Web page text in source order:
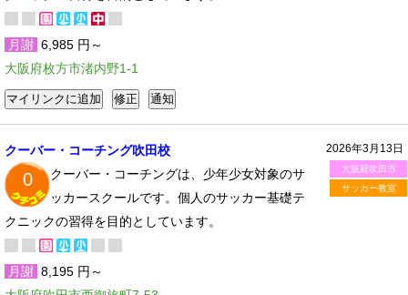
月謝 6,985 円～
大阪府枚方市渚内野1-1
2026年3月13日
大阪府吹田市
サッカー教室
クーバー・コーチング吹田校
0
クーバー・コーチングは、少年少女対象のサ
ッカースクールです。個人のサッカー基礎テ
クニックの習得を目的としています。
月謝 8,195 円～